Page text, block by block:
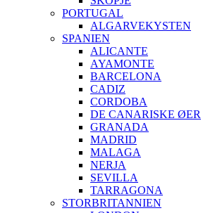
PORTUGAL
ALGARVEKYSTEN
SPANIEN
ALICANTE
AYAMONTE
BARCELONA
CADIZ
CORDOBA
DE CANARISKE ØER
GRANADA
MADRID
MALAGA
NERJA
SEVILLA
TARRAGONA
STORBRITANNIEN